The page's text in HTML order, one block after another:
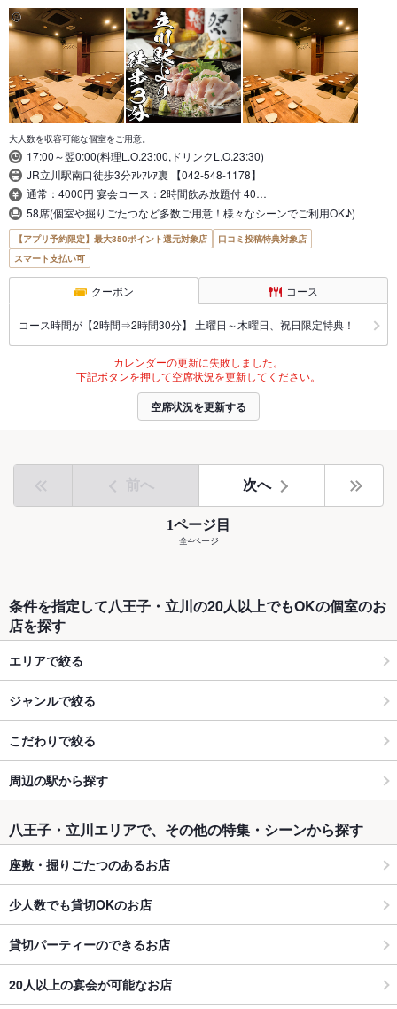
大人数を収容可能な個室をご用意。
17:00～翌0:00(料理L.O.23:00,ドリンクL.O.23:30)
JR立川駅南口徒歩3分ｱﾚｱﾚｱ裏 【042-548-1178】
通常：4000円 宴会コース：2時間飲み放題付 40…
58席(個室や掘りごたつなど多数ご用意！様々なシーンでご利用OK♪)
【アプリ予約限定】最大350ポイント還元対象店
口コミ投稿特典対象店
スマート支払い可
クーポン コース
コース時間が【2時間⇒2時間30分】 土曜日～木曜日、祝日限定特典！
カレンダーの更新に失敗しました。
下記ボタンを押して空席状況を更新してください。
空席状況を更新する
前へ 次へ
1ページ目
全4ページ
条件を指定して八王子・立川の20人以上でもOKの個室のお
店を探す
エリアで絞る
ジャンルで絞る
こだわりで絞る
周辺の駅から探す
八王子・立川エリアで、その他の特集・シーンから探す
座敷・掘りごたつのあるお店
少人数でも貸切OKのお店
貸切パーティーのできるお店
20人以上の宴会が可能なお店